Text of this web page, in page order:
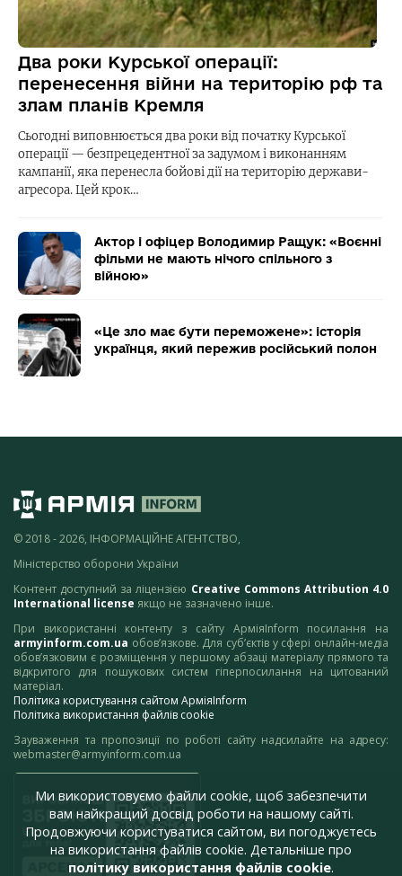
Два роки Курської операції:
перенесення війни на територію рф та
злам планів Кремля
Сьогодні виповнюється два роки від початку Курської
операції — безпрецедентної за задумом і виконанням
кампанії, яка перенесла бойові дії на територію держави-
агресора. Цей крок…
Актор і офіцер Володимир Ращук: «Воєнні
фільми не мають нічого спільного з
війною»
«Це зло має бути переможене»: історія
українця, який пережив російський полон
© 2018 - 2026, ІНФОРМАЦІЙНЕ АГЕНТСТВО,
Міністерство оборони України
Контент доступний за ліцензією Creative Commons Attribution 4.0
International license якщо не зазначено інше.
При використанні контенту з сайту АрміяInform посилання на
armyinform.com.ua обов’язкове. Для суб’єктів у сфері онлайн-медіа
обов’язковим є розміщення у першому абзаці матеріалу прямого та
відкритого для пошукових систем гіперпосилання на цитований
матеріал.
Політика користування сайтом АрміяInform
Політика використання файлів cookie
Зауваження та пропозиції по роботі сайту надсилайте на адресу:
webmaster@armyinform.com.ua
Ми використовуємо файли cookie, щоб забезпечити
вам найкращий досвід роботи на нашому сайті.
Продовжуючи користуватися сайтом, ви погоджуєтесь
на використання файлів cookie. Детальніше про
політику використання файлів cookie.